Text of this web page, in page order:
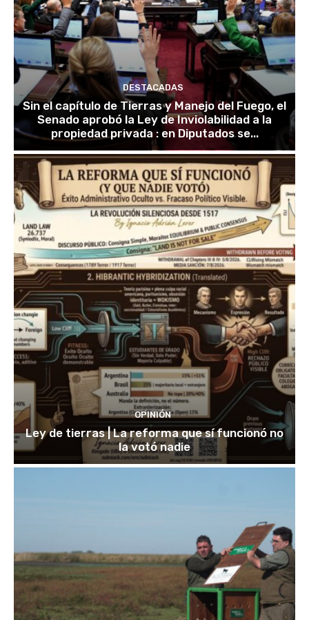
DESTACADAS
Sin el capítulo de Tierras y Manejo del Fuego, el
Senado aprobó la Ley de Inviolabilidad a la
propiedad privada : en Diputados se...
OPINIÓN
Ley de tierras | La reforma que sí funcionó no
la votó nadie